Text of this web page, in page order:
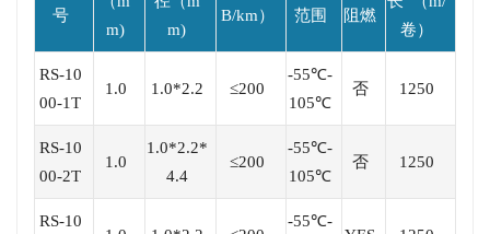
号
m)
m)
B/km） 范围 阻燃
卷）
RS-10
00-1T
1.0 1.0*2.2 ≤200
-55℃-
105℃
否 1250
RS-10
00-2T
1.0
1.0*2.2*
4.4
≤200
-55℃-
105℃
否 1250
RS-10
-55℃-